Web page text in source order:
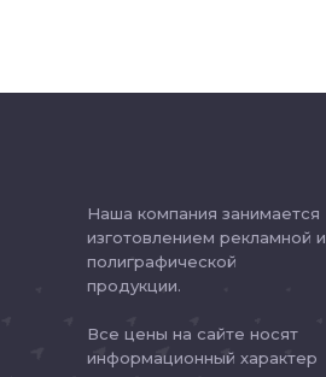
Наша компания занимается
изготовлением рекламной и
полиграфической
продукции.
Все цены на сайте носят
информационный характер